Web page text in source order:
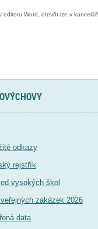
Word, otevřít lze v
odkazy
rejstřík
vysokých škol
zakázek 2026
data